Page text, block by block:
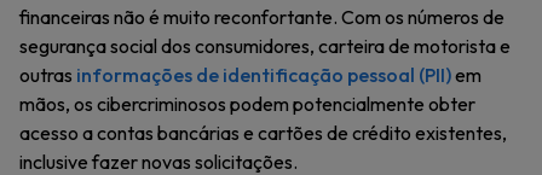
financeiras não é muito reconfortante. Com os números de
segurança social dos consumidores, carteira de motorista e
outras informações de identificação pessoal (PII)em
mãos, os cibercriminosos podem potencialmente obter
acesso a contas bancárias e cartões de crédito existentes,
inclusive fazer novas solicitações.